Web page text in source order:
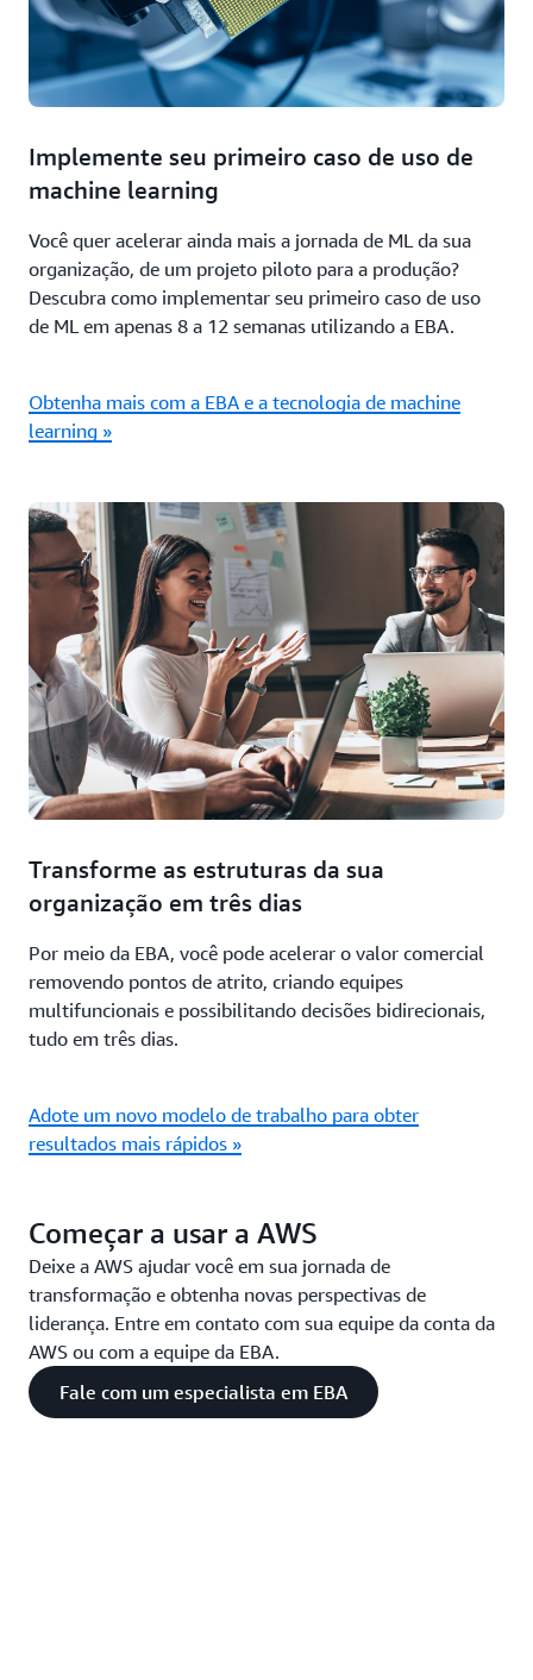
Implemente seu primeiro caso de uso de
machine learning
Você quer acelerar ainda mais a jornada de ML da sua
organização, de um projeto piloto para a produção?
Descubra como implementar seu primeiro caso de uso
de ML em apenas 8 a 12 semanas utilizando a EBA.
Obtenha mais com a EBA e a tecnologia de machine
learning »
Transforme as estruturas da sua
organização em três dias
Por meio da EBA, você pode acelerar o valor comercial
removendo pontos de atrito, criando equipes
multifuncionais e possibilitando decisões bidirecionais,
tudo em três dias.
Adote um novo modelo de trabalho para obter
resultados mais rápidos »
Começar a usar a AWS
Deixe a AWS ajudar você em sua jornada de
transformação e obtenha novas perspectivas de
liderança. Entre em contato com sua equipe da conta da
AWS ou com a equipe da EBA.
Fale com um especialista em EBA